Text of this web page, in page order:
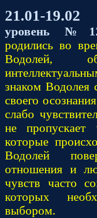
21.01-19.02
уровень
родились во
Водолей,
знаком Водолея
своего
слабо
не пропускает
которые
Водолей
отношения и
чувств часто
которых
выбором.